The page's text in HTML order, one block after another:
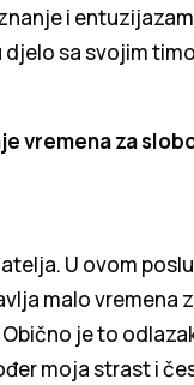
i
djelo sa svojim
vremena za
U ovom
malo vremena
je to
moja strast i